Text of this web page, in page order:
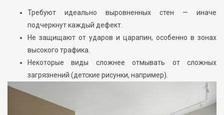
Требуют идеально выровненных стен — иначе
подчеркнут каждый дефект.
Не защищают от ударов и царапин, особенно в зонах
высокого трафика.
Некоторые виды сложнее отмывать от сложных
загрязнений (детские рисунки, например).